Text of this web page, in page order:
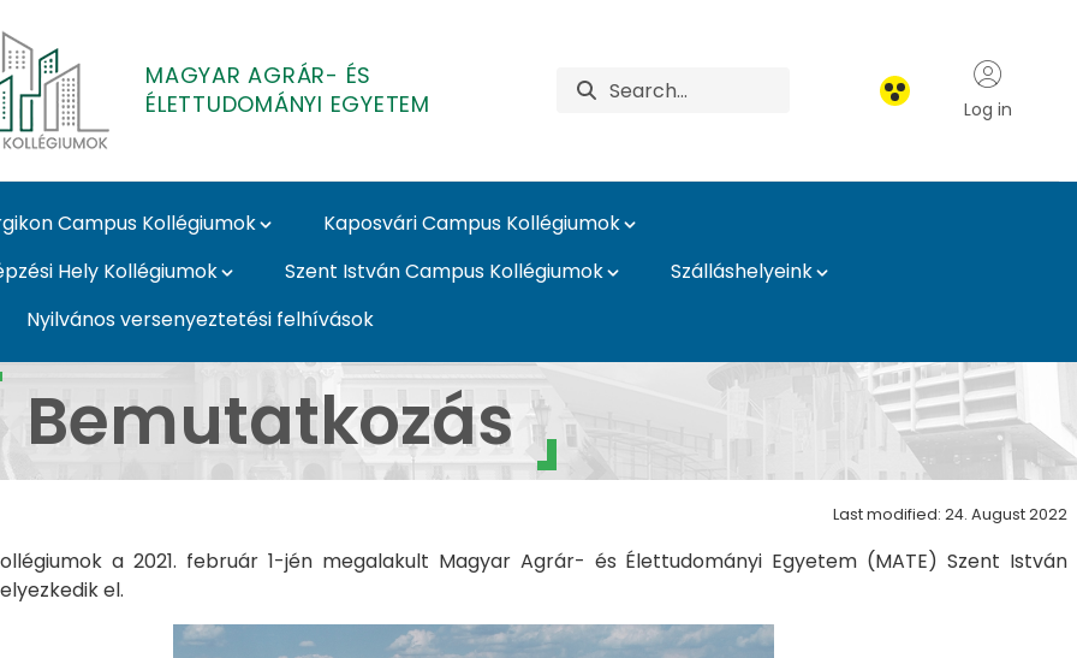
MAGYAR AGRÁR- ÉS
ÉLETTUDOMÁNYI EGYETEM
Log in
Campus Kollégiumok
Kaposvári Campus Kollégiumok
Hely Kollégiumok Szent István Campus Kollégiumok
Szálláshelyeink
Nyilvános versenyeztetési felhívások
Bemutatkozás
Last modified: 24. August 2022
a 2021. február 1-jén megalakult Magyar Agrár- és Élettudományi Egyetem (MATE) Szent István
el.